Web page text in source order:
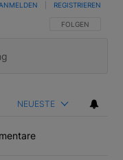
FOLGE DIESER
FOLGEN
REGISTRIEREN
NEUESTE